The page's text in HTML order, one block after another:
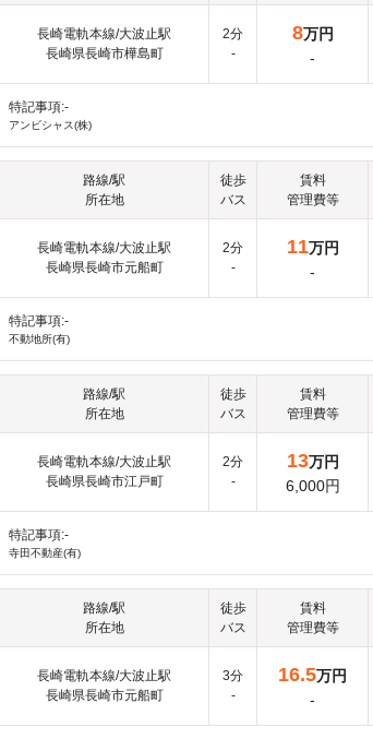
長崎電軌本線/大波止駅
長崎県長崎市樺島町
2分
-
8万円
-
特記事項:-
アンビシャス(株)
路線/駅
所在地
徒歩
バス
賃料
管理費等
長崎電軌本線/大波止駅
長崎県長崎市元船町
2分
-
11万円
-
特記事項:-
不動地所(有)
路線/駅
所在地
徒歩
バス
賃料
管理費等
長崎電軌本線/大波止駅
長崎県長崎市江戸町
2分
-
13万円
6,000円
特記事項:-
寺田不動産(有)
路線/駅
所在地
徒歩
バス
賃料
管理費等
長崎電軌本線/大波止駅
長崎県長崎市元船町
3分
-
16.5万円
-